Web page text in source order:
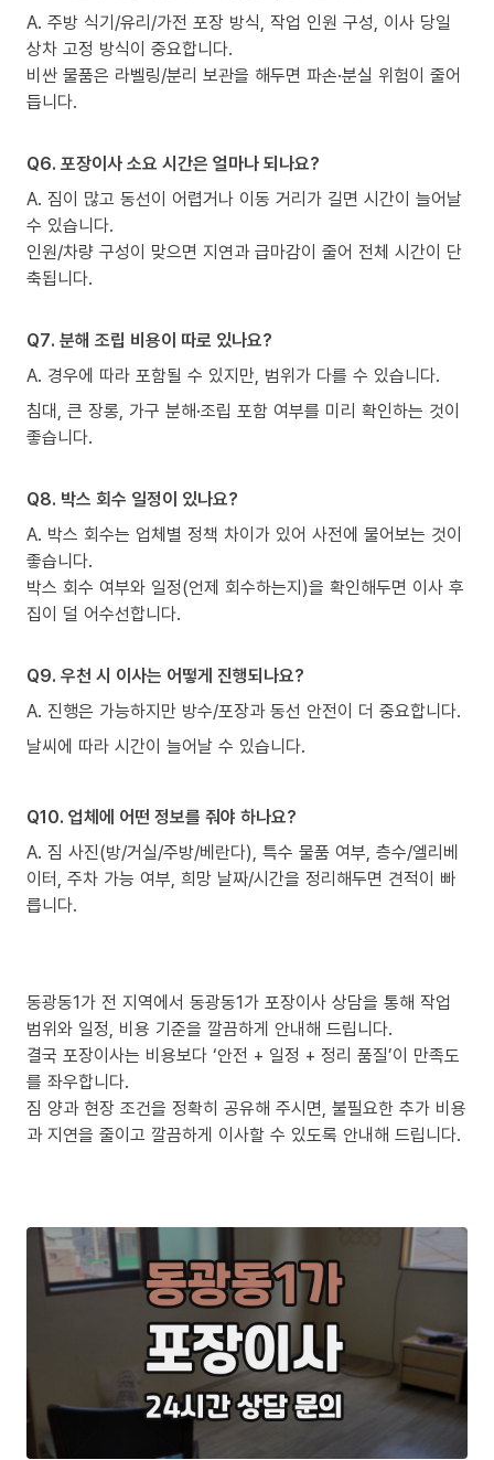
A. 주방 식기/유리/가전 포장 방식, 작업 인원 구성, 이사 당일
상차 고정 방식이 중요합니다.
비싼 물품은 라벨링/분리 보관을 해두면 파손·분실 위험이 줄어
듭니다.
Q6. 포장이사 소요 시간은 얼마나 되나요?
A. 짐이 많고 동선이 어렵거나 이동 거리가 길면 시간이 늘어날
수 있습니다.
인원/차량 구성이 맞으면 지연과 급마감이 줄어 전체 시간이 단
축됩니다.
Q7. 분해 조립 비용이 따로 있나요?
A. 경우에 따라 포함될 수 있지만, 범위가 다를 수 있습니다.
침대, 큰 장롱, 가구 분해·조립 포함 여부를 미리 확인하는 것이
좋습니다.
Q8. 박스 회수 일정이 있나요?
A. 박스 회수는 업체별 정책 차이가 있어 사전에 물어보는 것이
좋습니다.
박스 회수 여부와 일정(언제 회수하는지)을 확인해두면 이사 후
집이 덜 어수선합니다.
Q9. 우천 시 이사는 어떻게 진행되나요?
A. 진행은 가능하지만 방수/포장과 동선 안전이 더 중요합니다.
날씨에 따라 시간이 늘어날 수 있습니다.
Q10. 업체에 어떤 정보를 줘야 하나요?
A. 짐 사진(방/거실/주방/베란다), 특수 물품 여부, 층수/엘리베
이터, 주차 가능 여부, 희망 날짜/시간을 정리해두면 견적이 빠
릅니다.
동광동1가 전 지역에서 동광동1가 포장이사 상담을 통해 작업
범위와 일정, 비용 기준을 깔끔하게 안내해 드립니다.
결국 포장이사는 비용보다 ‘안전 + 일정 + 정리 품질’이 만족도
를 좌우합니다.
짐 양과 현장 조건을 정확히 공유해 주시면, 불필요한 추가 비용
과 지연을 줄이고 깔끔하게 이사할 수 있도록 안내해 드립니다.